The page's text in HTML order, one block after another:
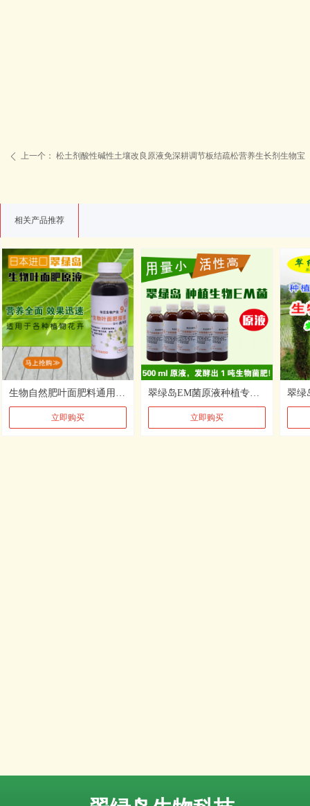
相关产品推荐
生物自然肥叶面肥料通用型蔬菜草莓花卉果树农用生长营养进口原液
立即购买
翠绿岛EM菌原液种植专用em益生菌活菌蔬菜瓜果树酦酵剂生长助长液
立即购买
ꄴ 上一个： 松土剂酸性碱性土壤改良原液免深耕调节板结疏松营养生长剂生物宝